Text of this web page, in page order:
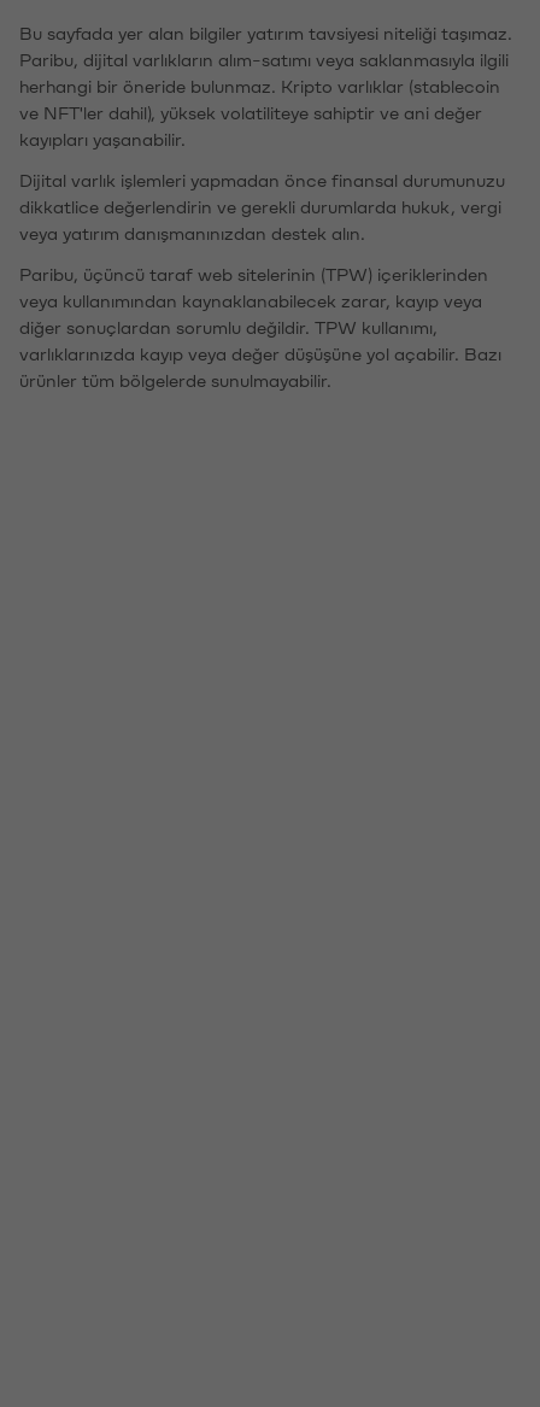
Bu sayfada yer alan bilgiler yatırım tavsiyesi niteliği taşımaz.
Paribu, dijital varlıkların alım-satımı veya saklanmasıyla ilgili
herhangi bir öneride bulunmaz. Kripto varlıklar (stablecoin
ve NFT'ler dahil), yüksek volatiliteye sahiptir ve ani değer
kayıpları yaşanabilir.
Dijital varlık işlemleri yapmadan önce finansal durumunuzu
dikkatlice değerlendirin ve gerekli durumlarda hukuk, vergi
veya yatırım danışmanınızdan destek alın.
Paribu, üçüncü taraf web sitelerinin (TPW) içeriklerinden
veya kullanımından kaynaklanabilecek zarar, kayıp veya
diğer sonuçlardan sorumlu değildir. TPW kullanımı,
varlıklarınızda kayıp veya değer düşüşüne yol açabilir. Bazı
ürünler tüm bölgelerde sunulmayabilir.